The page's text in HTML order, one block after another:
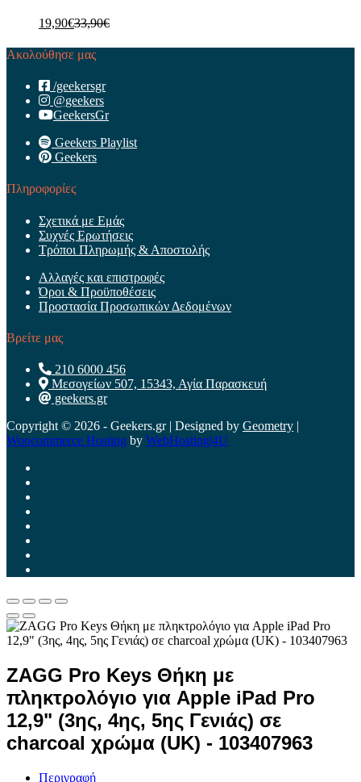
19,90€33,90€
Ακολούθησε μας
/geekersgr
@geekers
GeekersGr
Geekers Playlist
Geekers
Πληροφορίες
Σχετικά με Εμάς
Συχνές Ερωτήσεις
Τρόποι Πληρωμής & Αποστολής
Αλλαγές και επιστροφές
Όροι & Προϋποθέσεις
Προστασία Προσωπικών Δεδομένων
Βρείτε μας
210 6000 456
Μεσογείων 507, 15343, Αγία Παρασκευή
geekers.gr
Copyright © 2026 - Geekers.gr | Designed by Geometry |
Woocommerce Hosting by WebHosting|4U
ZAGG Pro Keys Θήκη με
πληκτρολόγιο για Apple iPad Pro
12,9" (3ης, 4ης, 5ης Γενιάς) σε
charcoal χρώμα (UK) - 103407963
Περιγραφή